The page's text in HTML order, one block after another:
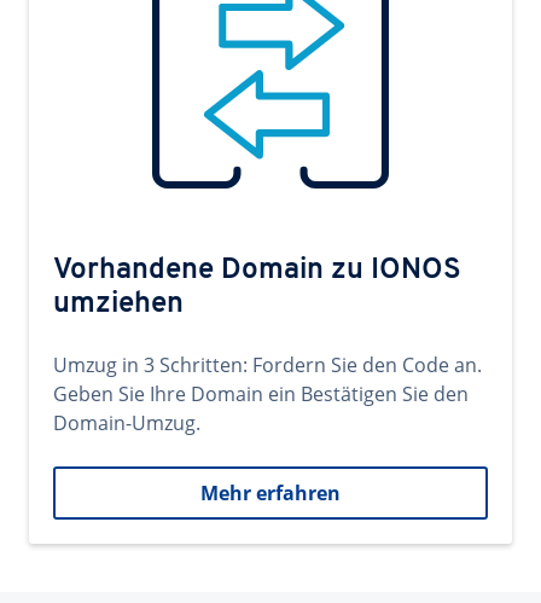
Vorhandene Domain zu IONOS
umziehen
Umzug in 3 Schritten: Fordern Sie den Code an.
Geben Sie Ihre Domain ein Bestätigen Sie den
Domain-Umzug.
Mehr erfahren